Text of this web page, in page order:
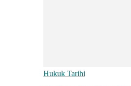
Hukuk Tarihi